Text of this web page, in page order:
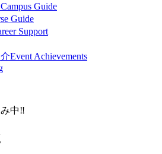
Campus Guide
Guide
Support
Event Achievements
中‼︎